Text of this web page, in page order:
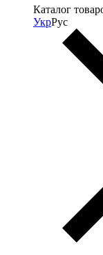
Каталог
УкрРус